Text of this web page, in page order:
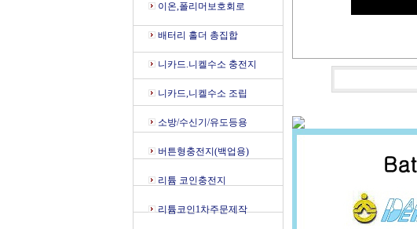
이온,폴리머보호회로
배터리 홀더 총집합
니카드.니켈수소 충전지
니카드,니켈수소 조립
소방/수신기/유도등용
버튼형충전지(백업용)
리튬 코인충전지
리튬코인1차주문제작